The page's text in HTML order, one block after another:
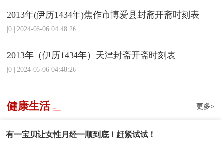
2013年(伊历1434年)焦作市博爱县封斋开斋时刻表
|0 | 2024-06-06 04:48:26
2013年（伊历1434年）天津封斋开斋时刻表
|0 | 2024-06-06 04:48:26
更多>
健康生活
有一宝贝让女性月经一顺到底！赶紧试试！